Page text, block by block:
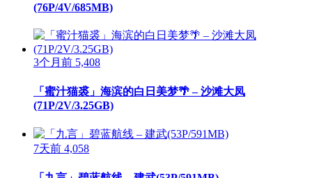
(76P/4V/685MB)
3个月前 5,408
「蜜汁猫裘」海滨的白日美梦🌴 – 沙滩大凤
(71P/2V/3.25GB)
7天前 4,058